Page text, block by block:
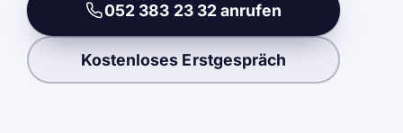
052 383 23 32 anrufen
Kostenloses Erstgespräch